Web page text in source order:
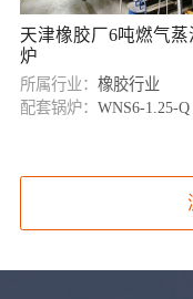
天津橡胶厂6吨燃气蒸
炉
所属行业： 橡胶行业
配套锅炉： WNS6-1.25-Q